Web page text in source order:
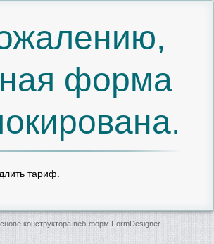
форма
тариф.
конструктора веб-форм FormDesigner